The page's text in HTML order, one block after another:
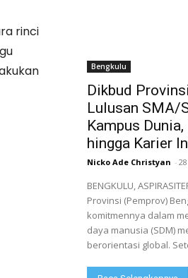
rinci
Bengkulu
Dikbud
Lulusan SMA/
Kampus
hingga Karier
Nicko Ade Christyan -
BENGKULU,
Provinsi (Pemprov)
komitmennya dalam
daya manusia (SDM)
berorientasi global.